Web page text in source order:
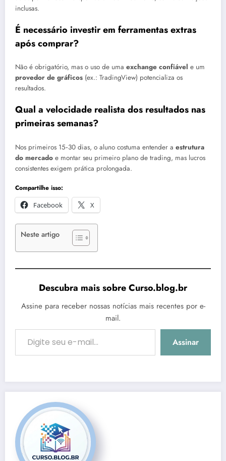
inclusas.
É necessário investir em ferramentas extras
após comprar?
Não é obrigatório, mas o uso de uma exchange confiável e um
provedor de gráficos (ex.: TradingView) potencializa os
resultados.
Qual a velocidade realista dos resultados nas
primeiras semanas?
Nos primeiros 15‑30 dias, o aluno costuma entender a estrutura
do mercado e montar seu primeiro plano de trading, mas lucros
consistentes exigem prática prolongada.
Compartilhe isso:
Facebook
X
Neste artigo
Descubra mais sobre Curso.blog.br
Assine para receber nossas notícias mais recentes por e-
mail.
Digite seu e-mail…
Assinar